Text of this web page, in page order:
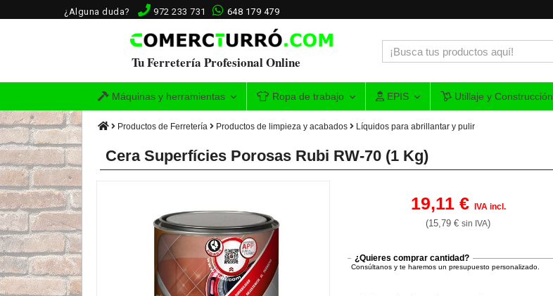
¿Alguna duda? 972 233 731 648 179 479
Tu Ferretería Profesional Online
Máquinas y herramientas Ropa de trabajo EPIS Utillaje y Construcción
Productos de Ferretería Productos de limpieza y acabados Líquidos para abrillantar y pulir
Cera Superfícies Porosas Rubi RW-70 (1 Kg)
19,11 € IVA incl.
(15,79 €sin IVA)
¿Quieres comprar cantidad?
Consúltanos y te haremos un presupuesto personalizado.